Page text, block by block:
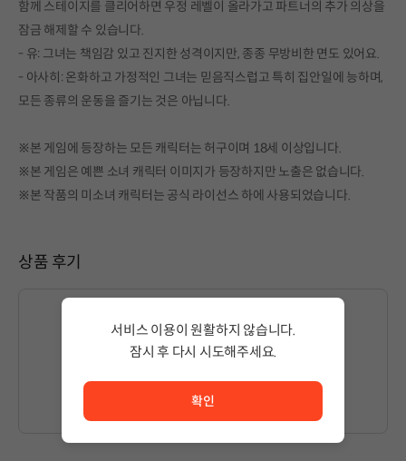
함께 스테이지를 클리어하면 우정 레벨이 올라가고 파트너의 추가 의상을
잠금 해제할 수 있습니다.
- 유: 그녀는 책임감 있고 진지한 성격이지만, 종종 무방비한 면도 있어요.
- 아사히: 온화하고 가정적인 그녀는 믿음직스럽고 특히 집안일에 능하며,
모든 종류의 운동을 즐기는 것은 아닙니다.
※본 게임에 등장하는 모든 캐릭터는 허구이며 18세 이상입니다.
※본 게임은 예쁜 소녀 캐릭터 이미지가 등장하지만 노출은 없습니다.
※본 작품의 미소녀 캐릭터는 공식 라이선스 하에 사용되었습니다.
상품 후기
글을 작성하시려면로그인해주세요.
서비스 이용이 원활하지 않습니다.
잠시 후 다시 시도해주세요.
확인